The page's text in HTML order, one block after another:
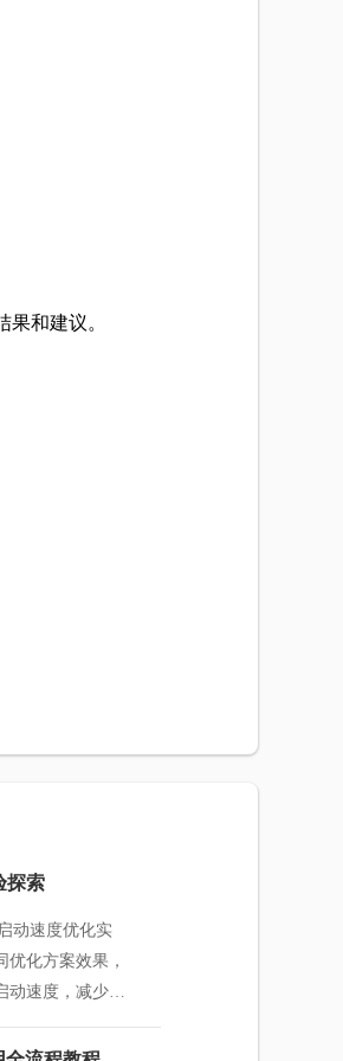
和建议。
探索
动速度优化实
优化方案效果，
动速度，减少资
览器运行效率和